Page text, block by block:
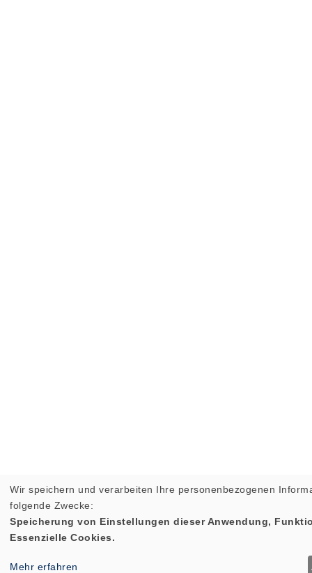
Wir speichern und verarbeiten Ihre personenbezogenen
folgende Zwecke:
Speicherung von Einstellungen dieser Anwendung,
Essenzielle Cookies.
Mehr erfahren